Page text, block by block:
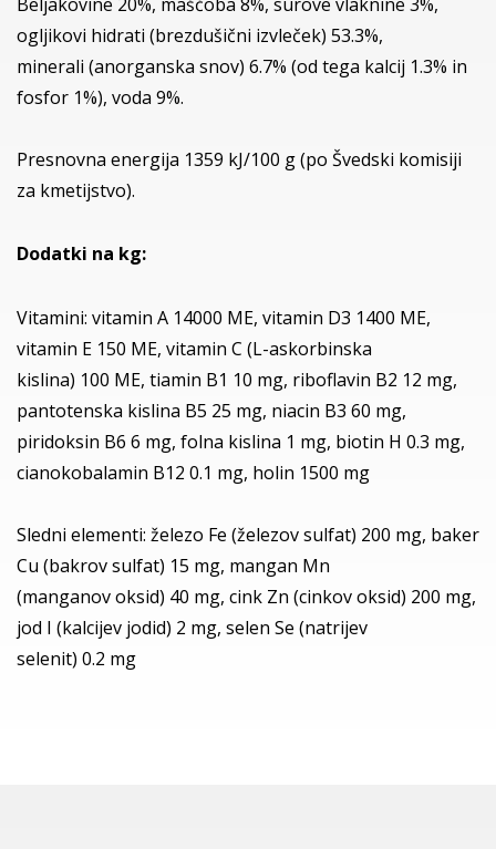
ogljikovi hidrati (brezdušični izvleček) 53.3%,
minerali (anorganska snov) 6.7% (od tega kalcij 1.3% in
fosfor 1%), voda 9%.
Presnovna energija 1359 kJ/100 g (po Švedski komisiji
za kmetijstvo).
Dodatki na kg:
Vitamini: vitamin A 14000 ME, vitamin D3 1400 ME,
vitamin E 150 ME, vitamin C (L-askorbinska
kislina) 100 ME, tiamin B1 10 mg, riboflavin B2 12 mg,
pantotenska kislina B5 25 mg, niacin B3 60 mg,
piridoksin B6 6 mg, folna kislina 1 mg, biotin H 0.3 mg,
cianokobalamin B12 0.1 mg, holin 1500 mg
Sledni elementi: železo Fe (železov sulfat) 200 mg, baker
Cu (bakrov sulfat) 15 mg, mangan Mn
(manganov oksid) 40 mg, cink Zn (cinkov oksid) 200 mg,
jod I (kalcijev jodid) 2 mg, selen Se (natrijev
selenit) 0.2 mg